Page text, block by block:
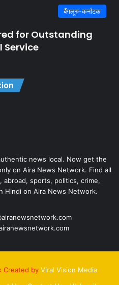
बैंगलूरु-कर्नाटक
for Outstanding
Service
news local. Now get the
on Aira News Network. Find all
sports, politics, crime,
Hindi on Aira News Network.
Created by Viral Vision Media